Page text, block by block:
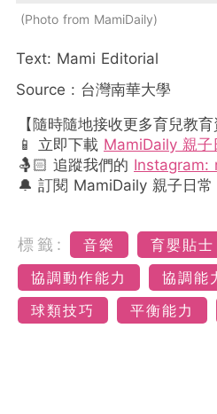
Photo from MamiDaily
Text: Mami Editorial
Source : 台灣南華大學
【隨時隨地接收更多育兒教育
📱 立即下載 MamiDaily 親子
🤱🏻 追蹤我們的 Instagram:
🔔 訂閱 MamiDaily 親子日常
標籤: 音樂 育嬰貼士
協調動作能力
協調能
球類技巧
平衡能力